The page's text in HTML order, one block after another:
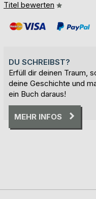
Titel bewerten
DU SCHREIBST?
Erfüll dir deinen Traum,
deine Geschichte und
ein Buch daraus!
MEHR INFOS